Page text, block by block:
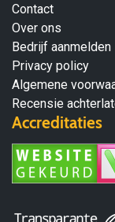
Contact
Over ons
Bedrijf aanmelden
Privacy policy
Algemene
Recensie
Accreditaties